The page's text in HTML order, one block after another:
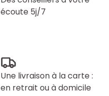
écoute 5j/7
Une livraison à la carte :
en retrait ou à domicile